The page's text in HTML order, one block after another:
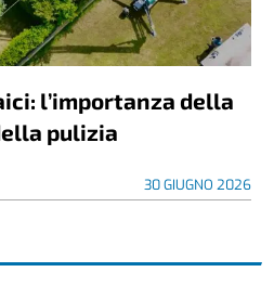
l’importanza della
pulizia
30 GIUGNO 2026